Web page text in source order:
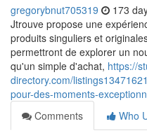
gregorybnut705319 173
Jtrouve propose une
produits singuliers et
permettront de explorer un
qu'un simple d'achat, https://
directory.com/
pour-des-moments-
Comments
Who